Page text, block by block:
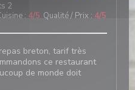
2
: 4/5 Qualité / Prix : 4/5
breton, tarif très
ce restaurant
de monde doit